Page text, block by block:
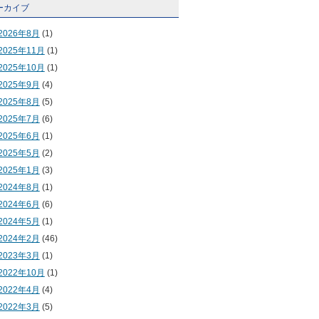
カイブ
年8月 (1)
年11月 (1)
年10月 (1)
年9月 (4)
年8月 (5)
年7月 (6)
年6月 (1)
年5月 (2)
年1月 (3)
年8月 (1)
年6月 (6)
年5月 (1)
年2月 (46)
年3月 (1)
年10月 (1)
年4月 (4)
年3月 (5)